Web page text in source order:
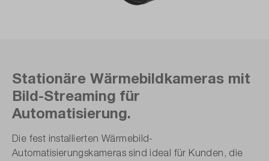
Stationäre Wärmebild­kameras mit
Bild-Streaming für
Automatisierung.
Die fest installierten Wärmebild-
Automatisierungskameras sind ideal für Kunden, die